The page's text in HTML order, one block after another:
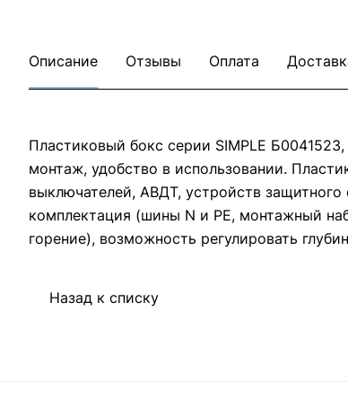
Описание Отзывы Оплата
Пластиковый бокс серии SIMPLE
монтаж, удобство в использовании.
выключателей, АВДТ, устройств
комплектация (шины N и PE, монтажный
горение), возможность регулировать
Назад к списку